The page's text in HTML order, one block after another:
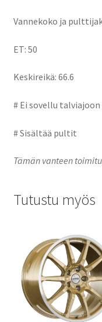
Vannekoko ja
ET: 50
Keskireikä: 66.6
# Ei sovellu talviajoon
# Sisältää pultit
Tämän vanteen
Tutustu myös